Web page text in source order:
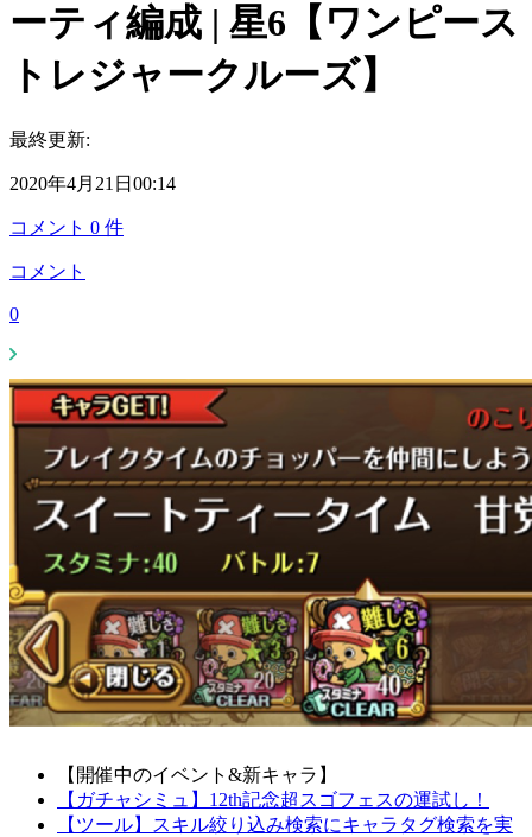
ーティ編成 | 星6【ワンピース
トレジャークルーズ】
最終更新:
2020年4月21日00:14
コメント 0 件
コメント
0
【開催中のイベント&新キャラ】
【ガチャシミュ】12th記念超スゴフェスの運試し！
【ツール】スキル絞り込み検索にキャラタグ検索を実